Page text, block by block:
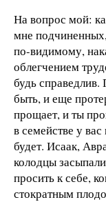
На вопрос мой:
мне
по-видимому,
облегчением
будь справедлив.
быть, и еще
прощает, и ты
в семействе у
будет. Исаак,
колодцы
просить к себе,
стократным